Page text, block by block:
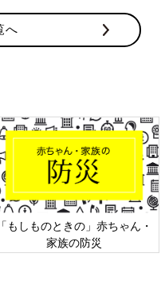
の時間を過ごすキッチンの便
でも今回は調理時の食材カッ
テムをご紹介します。
アイテムをご紹介しまし
してくれる素敵なものばか
ば、ぜひチェックしてみて
ンク先は、削除される場合
へ
「もしものときの」赤ちゃん・
家族の防災